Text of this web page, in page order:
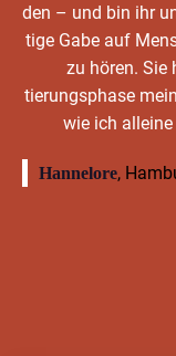
den – und bin ihr
tige Gabe auf
zu hören. Sie
tierungsphase
wie ich
Han­nelore,